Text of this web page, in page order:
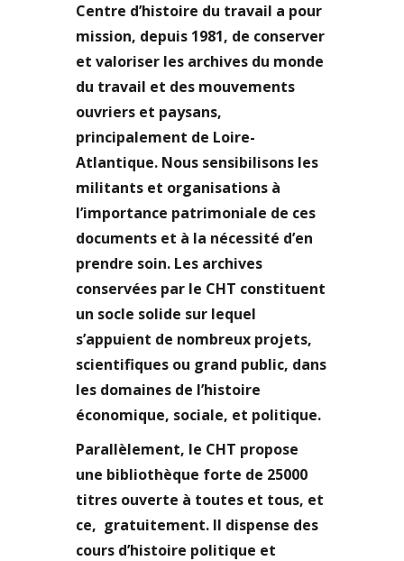
Centre d’histoire du travail a pour
mission, depuis 1981, de conserver
et valoriser les archives du monde
du travail et des mouvements
ouvriers et paysans,
principalement de Loire-
Atlantique. Nous sensibilisons les
militants et organisations à
l’importance patrimoniale de ces
documents et à la nécessité d’en
prendre soin. Les archives
conservées par le CHT constituent
un socle solide sur lequel
s’appuient de nombreux projets,
scientifiques ou grand public, dans
les domaines de l’histoire
économique, sociale, et politique.
Parallèlement, le CHT propose
une bibliothèque forte de 25000
titres ouverte à toutes et tous, et
ce, gratuitement. Il dispense des
cours d’histoire politique et